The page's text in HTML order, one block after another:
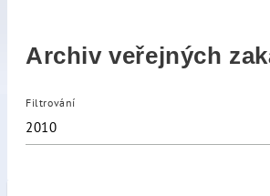
Archiv veřejných
Filtrování
2010